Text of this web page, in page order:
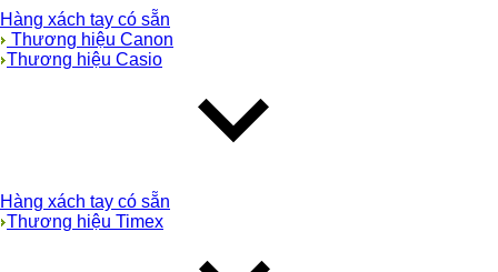
Hàng xách tay có sẵn
Thương hiệu Canon
Thương hiệu Casio
Hàng xách tay có sẵn
Thương hiệu Timex